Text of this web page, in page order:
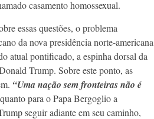
casamento homossexual.
essas questões, o problema
da nova presidência norte-americana
atual pontificado, a espinha dorsal da
Trump. Sobre este ponto, as
“Uma nação sem fronteiras não é
para o Papa Bergoglio a
seguir adiante em seu caminho,